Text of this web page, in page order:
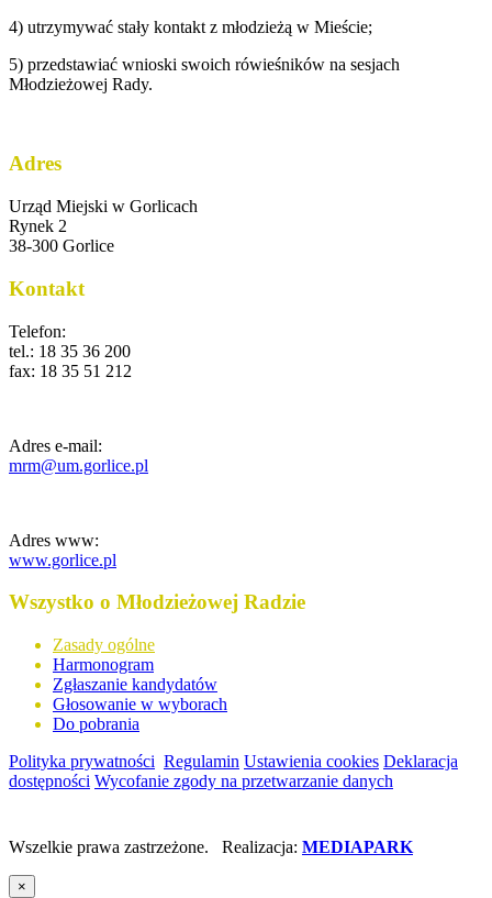
4) utrzymywać stały kontakt z młodzieżą w Mieście;
5) przedstawiać wnioski swoich rówieśników na sesjach
Młodzieżowej Rady.
Adres
Urząd Miejski w Gorlicach
Rynek 2
38-300 Gorlice
Kontakt
Telefon:
tel.: 18 35 36 200
fax: 18 35 51 212
Adres e-mail:
mrm@um.gorlice.pl
Adres www:
www.gorlice.pl
Wszystko o Młodzieżowej Radzie
Zasady ogólne
Harmonogram
Zgłaszanie kandydatów
Głosowanie w wyborach
Do pobrania
Polityka prywatności Regulamin Ustawienia cookies Deklaracja
dostępności Wycofanie zgody na przetwarzanie danych
Wszelkie prawa zastrzeżone. Realizacja: MEDIAPARK
×